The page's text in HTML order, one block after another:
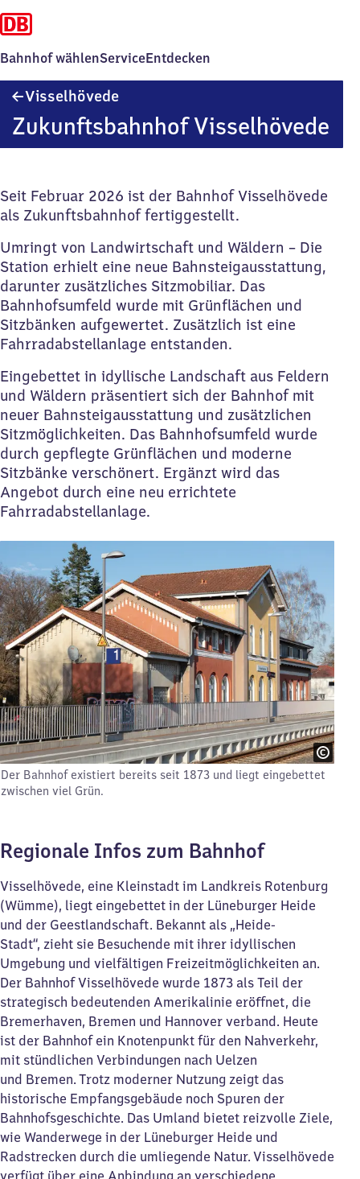
Bahnhof wählenServiceEntdecken
Visselhövede
Zukunftsbahnhof Visselhövede
Seit Februar 2026 ist der Bahnhof Visselhövede
als Zukunftsbahnhof fertiggestellt.
Umringt von Landwirtschaft und Wäldern – Die
Station erhielt eine neue Bahnsteigausstattung,
darunter zusätzliches Sitzmobiliar. Das
Bahnhofsumfeld wurde mit Grünflächen und
Sitzbänken aufgewertet. Zusätzlich ist eine
Fahrradabstellanlage entstanden.
Eingebettet in idyllische Landschaft aus Feldern
und Wäldern präsentiert sich der Bahnhof mit
neuer Bahnsteigausstattung und zusätzlichen
Sitzmöglichkeiten. Das Bahnhofsumfeld wurde
durch gepflegte Grünflächen und moderne
Sitzbänke verschönert. Ergänzt wird das
Angebot durch eine neu errichtete
Fahrradabstellanlage.
Der Bahnhof existiert bereits seit 1873 und liegt eingebettet
zwischen viel Grün.
Regionale Infos zum Bahnhof
Visselhövede, eine Kleinstadt im Landkreis Rotenburg
(Wümme), liegt eingebettet in der Lüneburger Heide
und der Geestlandschaft. Bekannt als „Heide-
Stadt“, zieht sie Besuchende mit ihrer idyllischen
Umgebung und vielfältigen Freizeitmöglichkeiten an.
Der Bahnhof Visselhövede wurde 1873 als Teil der
strategisch bedeutenden Amerikalinie eröffnet, die
Bremerhaven, Bremen und Hannover verband. Heute
ist der Bahnhof ein Knotenpunkt für den Nahverkehr,
mit stündlichen Verbindungen nach Uelzen
und Bremen. Trotz moderner Nutzung zeigt das
historische Empfangsgebäude noch Spuren der
Bahnhofsgeschichte. Das Umland bietet reizvolle Ziele,
wie Wanderwege in der Lüneburger Heide und
Radstrecken durch die umliegende Natur. Visselhövede
verfügt über eine Anbindung an verschiedene